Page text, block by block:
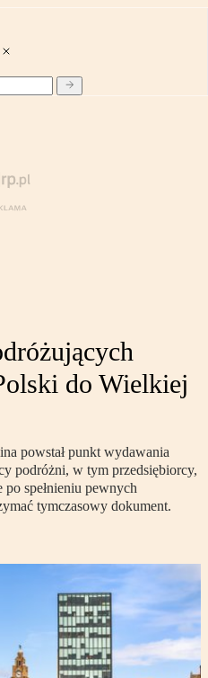
do Wielkiej
powstał punkt wydawania
podróżni, w tym przedsiębiorcy,
spełnieniu pewnych
tymczasowy dokument.